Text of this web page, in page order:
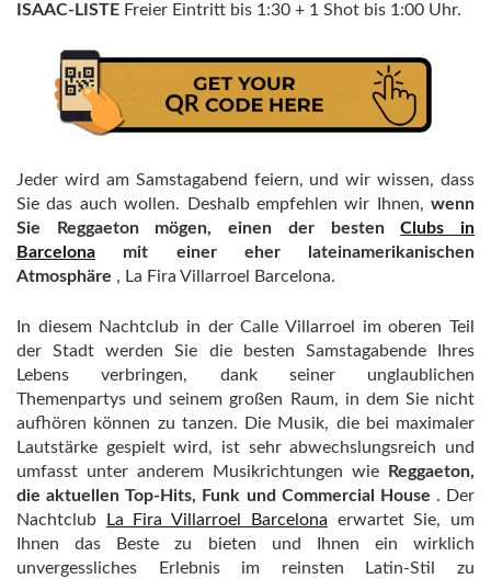
ISAAC-LISTE Freier Eintritt bis 1:30 + 1 Shot bis 1:00 Uhr.
Jeder wird am Samstagabend feiern, und wir wissen, dass
Sie das auch wollen. Deshalb empfehlen wir Ihnen, wenn
Sie Reggaeton mögen, einen der bestenClubs in
Barcelona mit einer eher lateinamerikanischen
Atmosphäre , La Fira Villarroel Barcelona.
In diesem Nachtclub in der Calle Villarroel im oberen Teil
der Stadt werden Sie die besten Samstagabende Ihres
Lebens verbringen, dank seiner unglaublichen
Themenpartys und seinem großen Raum, in dem Sie nicht
aufhören können zu tanzen. Die Musik, die bei maximaler
Lautstärke gespielt wird, ist sehr abwechslungsreich und
umfasst unter anderem Musikrichtungen wie
Reggaeton,
die aktuellen Top-Hits, Funk und Commercial House . Der
Nachtclub
La Fira Villarroel Barcelona erwartet Sie, um
Ihnen das Beste zu bieten und Ihnen ein wirklich
unvergessliches Erlebnis im reinsten Latin-Stil zu